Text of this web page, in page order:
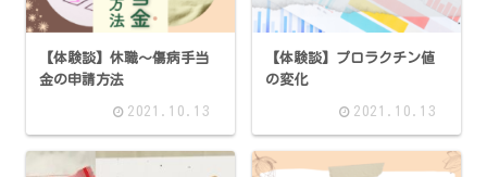
【体験談】休職～傷病手当
金の申請方法
2021.10.13
【体験談】プロラクチン値
の変化
2021.10.13